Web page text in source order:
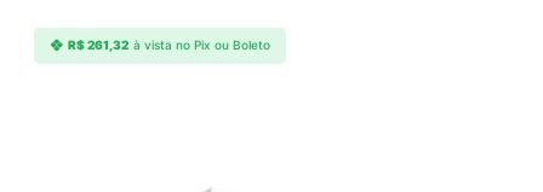
R$261,32 à vista no Pix ou Boleto